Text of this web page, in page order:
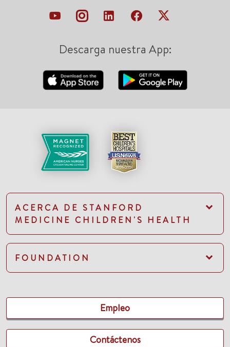
Descarga nuestra App:
ACERCA DE STANFORD
MEDICINE CHILDREN'S HEALTH
FOUNDATION
Empleo
Contáctenos